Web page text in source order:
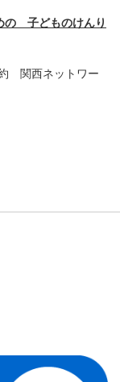
の 子どものけんり
関西ネットワー